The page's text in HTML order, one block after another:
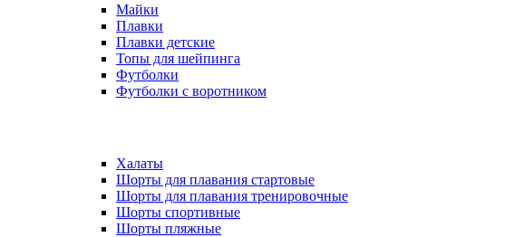
Майки
Плавки
Плавки детские
Топы для шейпинга
Футболки
Футболки с воротником
Халаты
Шорты для плавания стартовые
Шорты для плавания тренировочные
Шорты спортивные
Шорты пляжные